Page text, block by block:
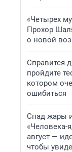
«Четырех
Прохор
о новой
Справится
пройдите
котором
ошибиться
Спад жары
«Человека-
август —
чтобы